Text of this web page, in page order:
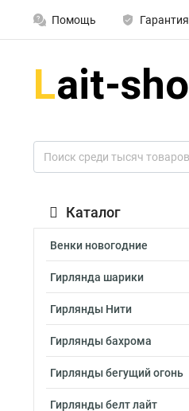
Помощь Гарантия
Каталог
Венки новогодние
Гирлянда шарики
Гирлянды Нити
Гирлянды бахрома
Гирлянды бегущий огонь
Гирлянды белт лайт